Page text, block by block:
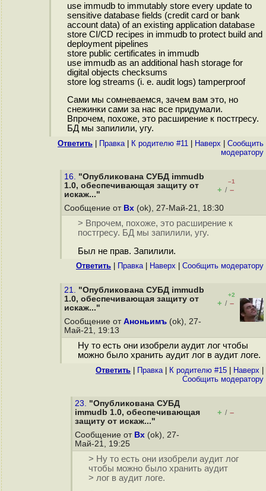
use immudb to immutably store every update to
sensitive database fields (credit card or bank
account data) of an existing application database
store CI/CD recipes in immudb to protect build and
deployment pipelines
store public certificates in immudb
use immudb as an additional hash storage for
digital objects checksums
store log streams (i. e. audit logs) tamperproof
Сами мы сомневаемся, зачем вам это, но
снежинки сами за нас все придумали.
Впрочем, похоже, это расширение к постгресу.
БД мы запилили, угу.
Ответить Правка| К родителю #11 Наверх
Cообщить
модератору
16. "Опубликована СУБД immudb
1.0, обеспечивающая защиту от
искаж..."
–1
+ / –
Сообщение от Bx (ok), 27-Май-21, 18:30
> Впрочем, похоже, это расширение к
постгресу. БД мы запилили, угу.
Был не прав. Запилили.
Ответить Правка| Наверх Cообщить модератору
21. "Опубликована СУБД immudb
1.0, обеспечивающая защиту от
искаж..."
+2
+ / –
Сообщение от Аноньимъ (ok), 27-
Май-21, 19:13
Ну то есть они изобрели аудит лог чтобы
можно было хранить аудит лог в аудит логе.
Ответить Правка| К родителю #15 Наверх
Cообщить модератору
23. "Опубликована СУБД
immudb 1.0, обеспечивающая
защиту от искаж..."
+ / –
Сообщение от Bx (ok), 27-
Май-21, 19:25
> Ну то есть они изобрели аудит лог
чтобы можно было хранить аудит
> лог в аудит логе.